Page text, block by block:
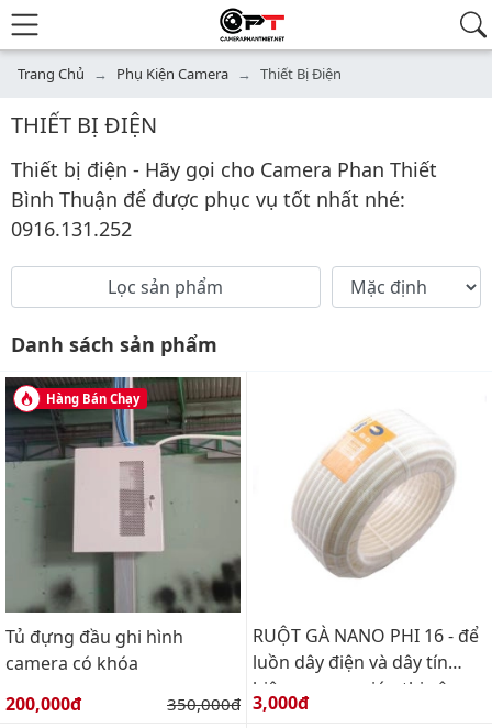
Trang Chủ Phụ Kiện Camera Thiết Bị Điện
THIẾT BỊ ĐIỆN
Thiết bị điện - Hãy gọi cho Camera Phan Thiết
Bình Thuận để được phục vụ tốt nhất nhé:
0916.131.252
Lọc sản phẩm
Sắp xếp
Danh sách sản phẩm
Hàng Bán Chạy
Tủ đựng đầu ghi hình
camera có khóa
Giá bán:
200,000đ Giá gốc:
350,000đ
RUỘT GÀ NANO PHI 16 - để
luồn dây điện và dây tín
hiệu camera giúp thi công
thẩm mỹ và an toàn điện
Giá bán:
3,000đ